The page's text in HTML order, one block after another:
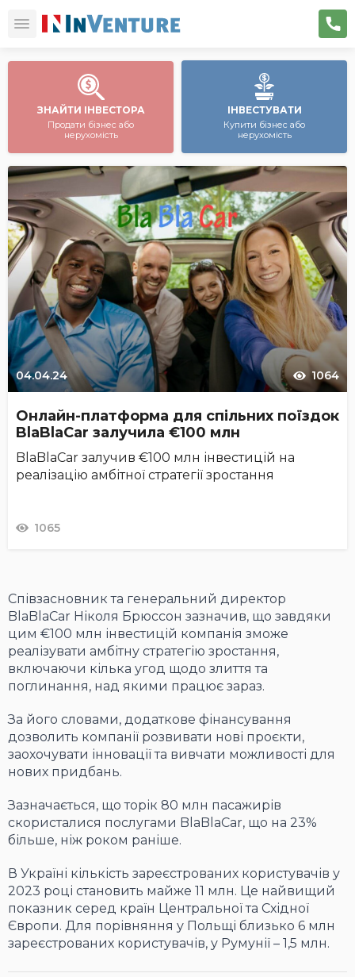
ЗНАЙТИ ІНВЕСТОРА
Продати бізнес або
нерухомість
ІНВЕСТУВАТИ
Купити бізнес або
нерухомість
04.04.24 1064
Онлайн-платформа для спільних поїздок
BlaBlaCar залучила €100 млн
BlaBlaCar залучив €100 млн інвестицій на
реалізацію амбітної стратегії зростання
1065
Співзасновник та генеральний директор
BlaBlaCar Ніколя Брюссон зазначив, що завдяки
цим €100 млн інвестицій компанія зможе
реалізувати амбітну стратегію зростання,
включаючи кілька угод щодо злиття та
поглинання, над якими працює зараз.
За його словами, додаткове фінансування
дозволить компанії розвивати нові проєкти,
заохочувати інновації та вивчати можливості для
нових придбань.
Зазначається, що торік 80 млн пасажирів
скористалися послугами BlaBlaCar, що на 23%
більше, ніж роком раніше.
В Україні кількість зареєстрованих користувачів у
2023 році становить майже 11 млн. Це найвищий
показник серед країн Центральної та Східної
Європи. Для порівняння у Польщі близько 6 млн
зареєстрованих користувачів, у Румунії – 1,5 млн.